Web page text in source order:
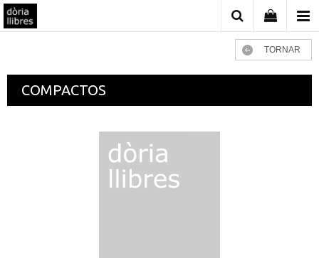
TORNAR
COMPACTOS